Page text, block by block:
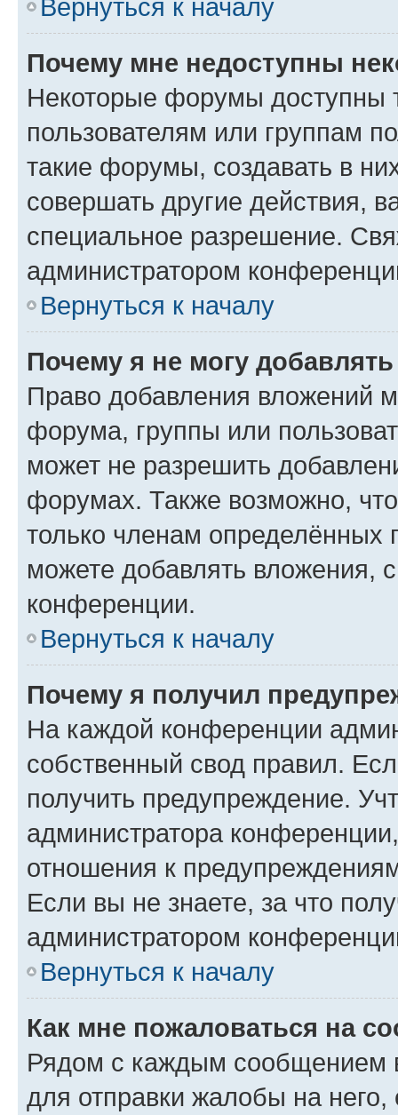
Вернуться к началу
Почему мне недоступны
Некоторые форумы доступны
пользователям или группам
такие форумы, создавать в
совершать другие действия,
специальное разрешение.
администратором
Вернуться к началу
Почему я не могу
Право добавления вложений
форума, группы или
может не разрешить
форумах. Также возможно,
только членам определённых
можете добавлять вложения,
конференции.
Вернуться к началу
Почему я получил
На каждой конференции
собственный свод правил.
получить предупреждение.
администратора
отношения к
Если вы не знаете, за что
администратором
Вернуться к началу
Как мне пожаловаться на
Рядом с каждым сообщением
для отправки жалобы на